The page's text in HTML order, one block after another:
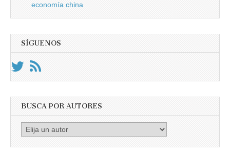
economía china
SÍGUENOS
BUSCA POR AUTORES
Busca